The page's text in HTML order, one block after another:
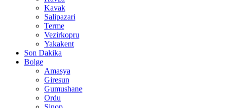
Kavak
Salipazari
Terme
Vezirkopru
Yakakent
Son Dakika
Bolge
Amasya
Giresun
Gumushane
Ordu